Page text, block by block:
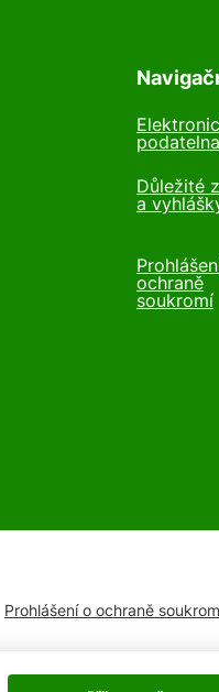
podatelna
Důležité
a
ochraně
soukromí
Prohlášení o ochraně